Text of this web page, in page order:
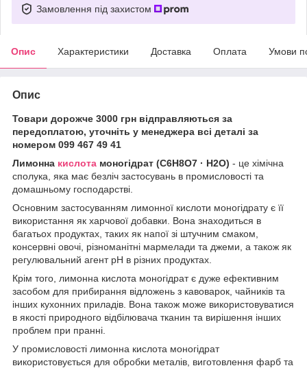
Замовлення під захистом
Опис Характеристики Доставка Оплата Умови
Опис
Товари дорожче 3000 грн відправляються за
передоплатою, уточніть у менеджера всі деталі за
номером 099 467 49 41
Лимонна кислота моногідрат (C6H8O7 · H2O) - це хімічна
сполука, яка має безліч застосувань в промисловості та
домашньому господарстві.
Основним застосуванням лимонної кислоти моногідрату є її
використання як харчової добавки. Вона знаходиться в
багатьох продуктах, таких як напої зі штучним смаком,
консервні овочі, різноманітні мармелади та джеми, а також як
регулювальний агент pH в різних продуктах.
Крім того, лимонна кислота моногідрат є дуже ефективним
засобом для прибирання відложень з кавоварок, чайників та
інших кухонних приладів. Вона також може використовуватися
в якості природного відбілювача тканин та вирішення інших
проблем при пранні.
У промисловості лимонна кислота моногідрат
використовується для обробки металів, виготовлення фарб та